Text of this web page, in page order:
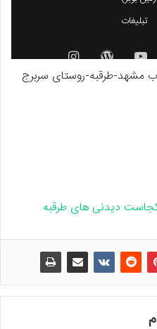
مشهد-طرقبه-روستای سربرج
دیدنی های طرقبه